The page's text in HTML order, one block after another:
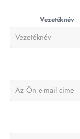
Vezetéknév